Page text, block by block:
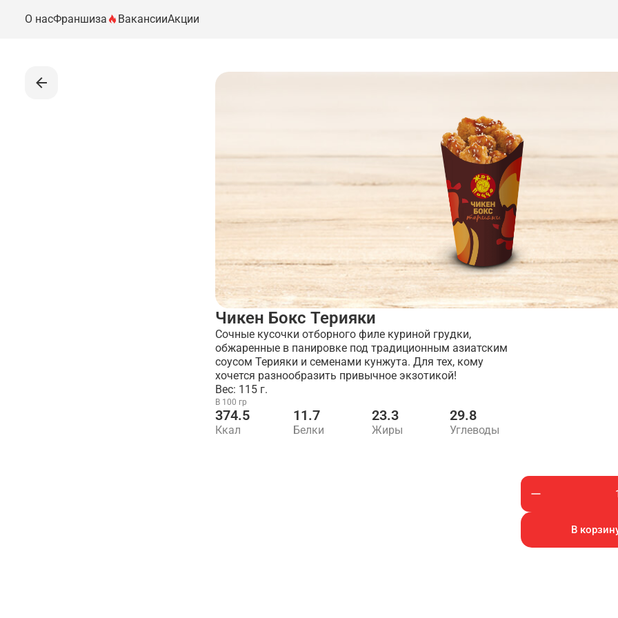
О насФраншиза ВакансииАкции
Чикен Бокс Терияки
Сочные кусочки отборного филе куриной грудки,
обжаренные в панировке под традиционным азиатским
соусом Терияки и семенами кунжута. Для тех, кому
хочется разнообразить привычное экзотикой!
Вес: 115 г.
В 100 гр
374.5
Ккал
11.7
Белки
23.3
Жиры
29.8
Углеводы
В